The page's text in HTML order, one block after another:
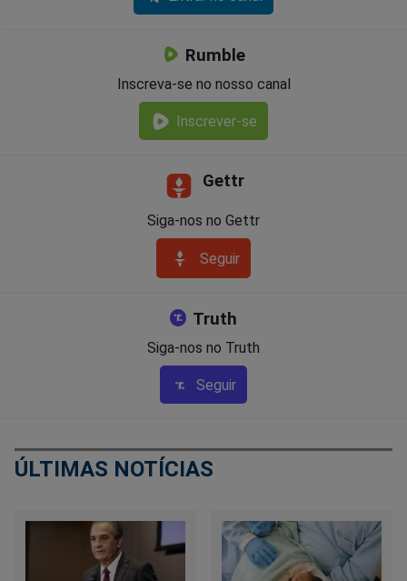
Rumble
Inscreva-se no nosso canal
Inscrever-se
Gettr
Siga-nos no Gettr
Seguir
Truth
Siga-nos no Truth
Seguir
ÚLTIMAS NOTÍCIAS